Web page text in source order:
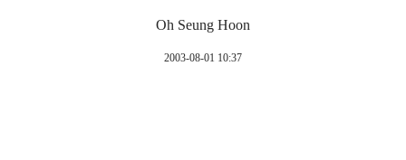
Oh Seung Hoon
2003-08-01 10:37